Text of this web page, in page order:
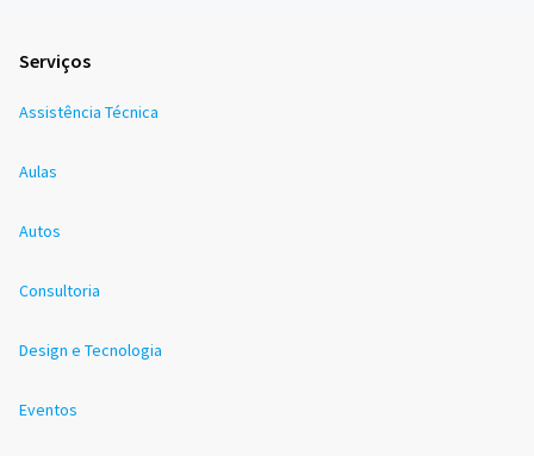
Serviços
Assistência Técnica
Aulas
Autos
Consultoria
Design e Tecnologia
Eventos